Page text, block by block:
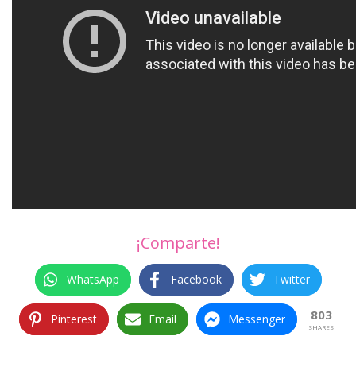
¡Comparte!
WhatsApp Facebook Twitter
Pinterest Email Messenger 803
SHARES